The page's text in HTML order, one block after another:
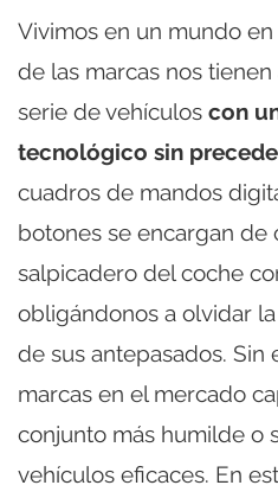
Vivimos en un mundo
de las marcas nos
serie de vehículos con
tecnológico sin
cuadros de mandos
botones se encargan de
salpicadero del coche
obligándonos a olvidar
de sus antepasados. Sin
marcas en el mercado
conjunto más humilde o
vehículos eficaces. En